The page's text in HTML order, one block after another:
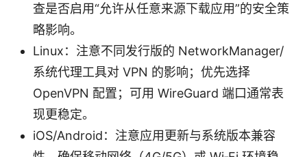
查是否启用“允许从任意来源下载应用”的安全策
略影响。
Linux：注意不同发行版的 NetworkManager/
系统代理工具对 VPN 的影响；优先选择
OpenVPN 配置；可用 WireGuard 端口通常表
现更稳定。
iOS/Android：注意应用更新与系统版本兼容